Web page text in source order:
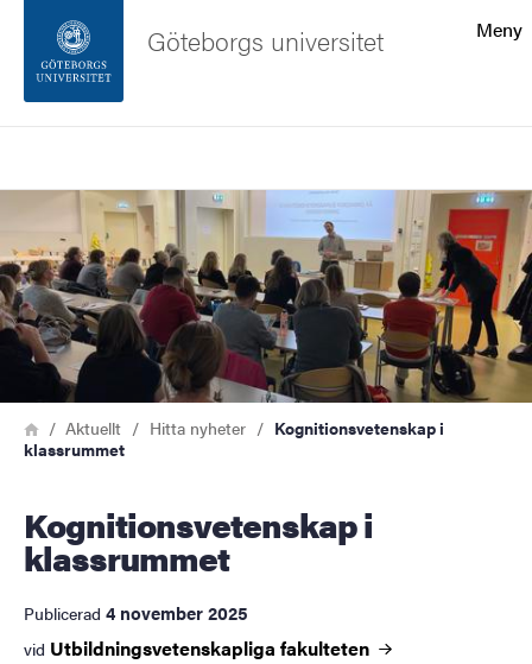
Sidfoten
Om webbplatsen
Meny
Göteborgs universitet
Bild
Länkstig
HemAktuellt Hitta nyheter
Kognitionsvetenskap i
klassrummet
Kognitionsvetenskap i
klassrummet
Publicerad 4 november 2025
vid Utbildningsvetenskapliga fakulteten